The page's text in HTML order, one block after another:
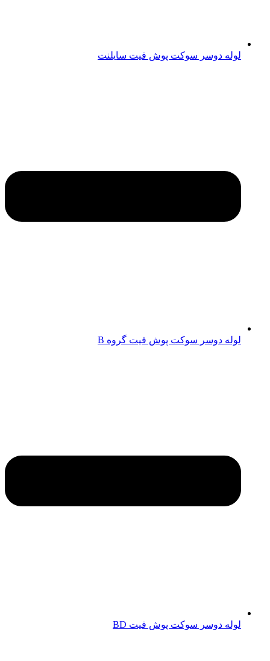
لوله دوسر سوکت پوش فیت سایلنت
لوله دوسر سوکت پوش فیت گروه B
لوله دوسر سوکت پوش فیت BD